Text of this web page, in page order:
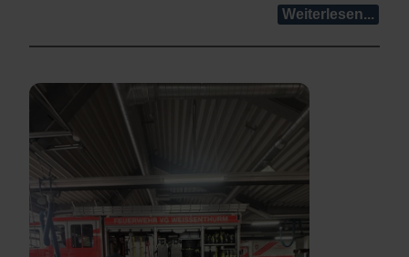
Weiterlesen...